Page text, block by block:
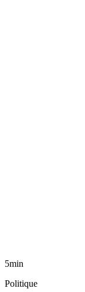
5min
Politique